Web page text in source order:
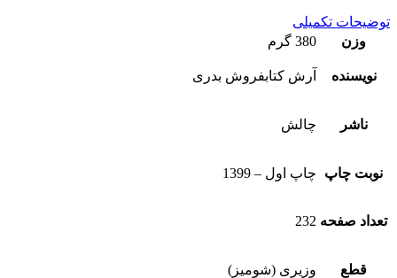
توضیحات تکمیلی
وزن
380 گرم
نویسنده آرش كتابفروش بدری
ناشر چالش
نوبت چاپ چاپ اول – 1399
تعداد صفحه 232
قطع وزیری (شومیز)